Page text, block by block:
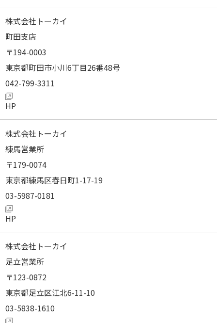
株式会社トーカイ
町田支店
194-0003
東京都町田市小川6丁目26番48号
042-799-3311
株式会社トーカイ
練馬営業所
179-0074
東京都練馬区春日町1-17-19
03-5987-0181
株式会社トーカイ
足立営業所
123-0872
東京都足立区江北6-11-10
03-5838-1610